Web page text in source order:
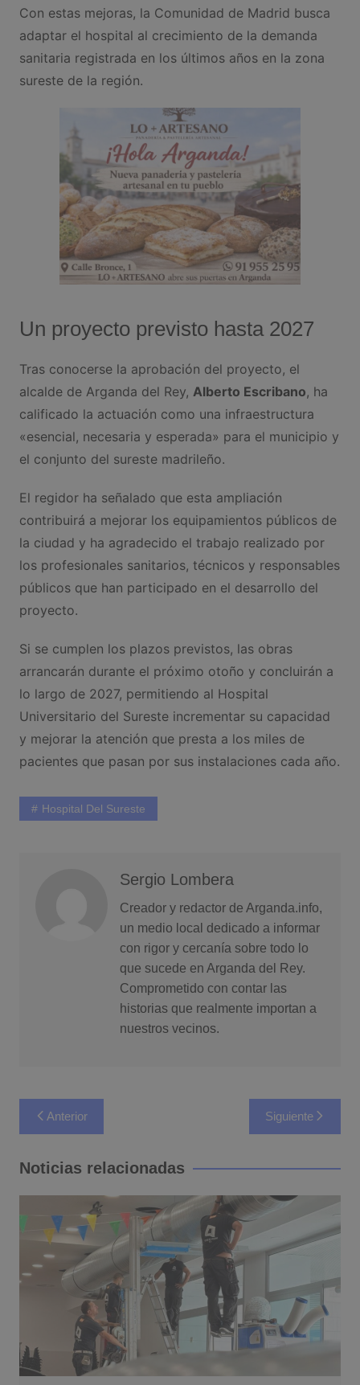
Con estas mejoras, la Comunidad de Madrid busca
adaptar el hospital al crecimiento de la demanda
sanitaria registrada en los últimos años en la zona
sureste de la región.
Un proyecto previsto hasta 2027
Tras conocerse la aprobación del proyecto, el
alcalde de Arganda del Rey, Alberto Escribano, ha
calificado la actuación como una infraestructura
«esencial, necesaria y esperada» para el municipio y
el conjunto del sureste madrileño.
El regidor ha señalado que esta ampliación
contribuirá a mejorar los equipamientos públicos de
la ciudad y ha agradecido el trabajo realizado por
los profesionales sanitarios, técnicos y responsables
públicos que han participado en el desarrollo del
proyecto.
Si se cumplen los plazos previstos, las obras
arrancarán durante el próximo otoño y concluirán a
lo largo de 2027, permitiendo al Hospital
Universitario del Sureste incrementar su capacidad
y mejorar la atención que presta a los miles de
pacientes que pasan por sus instalaciones cada año.
Hospital Del Sureste
Sergio Lombera
Creador y redactor de Arganda.info,
un medio local dedicado a informar
con rigor y cercanía sobre todo lo
que sucede en Arganda del Rey.
Comprometido con contar las
historias que realmente importan a
nuestros vecinos.
Navegación
de
entradas
Anterior Siguiente
Noticias relacionadas